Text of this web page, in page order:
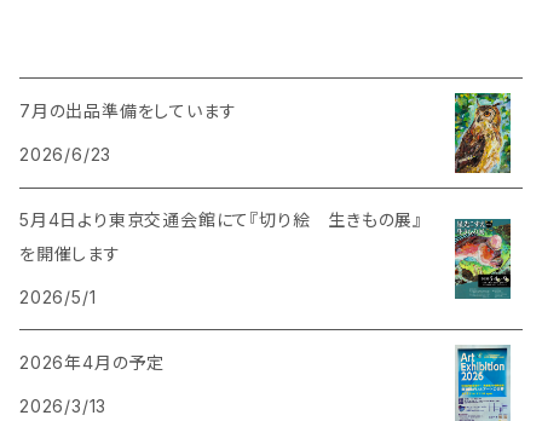
7月の出品準備をしています
2026/6/23
5月4日より東京交通会館にて『切り絵 生きもの展』
を開催します
2026/5/1
2026年4月の予定
2026/3/13